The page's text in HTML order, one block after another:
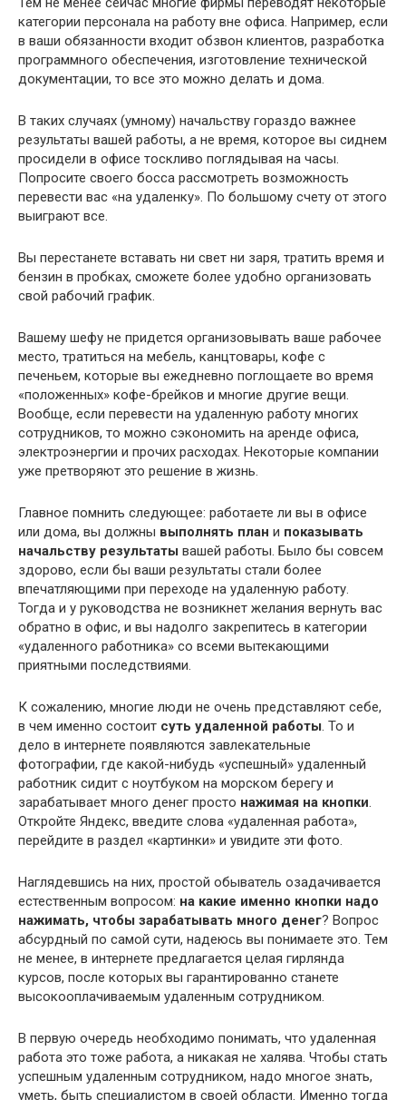
категории персонала на работу вне офиса. Например, если
в ваши обязанности входит обзвон клиентов, разработка
программного обеспечения, изготовление технической
документации, то все это можно делать и дома.
В таких случаях (умному) начальству гораздо важнее
результаты вашей работы, а не время, которое вы сиднем
просидели в офисе тоскливо поглядывая на часы.
Попросите своего босса рассмотреть возможность
перевести вас «на удаленку». По большому счету от этого
выиграют все.
Вы перестанете вставать ни свет ни заря, тратить время и
бензин в пробках, сможете более удобно организовать
свой рабочий график.
Вашему шефу не придется организовывать ваше рабочее
место, тратиться на мебель, канцтовары, кофе с
печеньем, которые вы ежедневно поглощаете во время
«положенных» кофе-брейков и многие другие вещи.
Вообще, если перевести на удаленную работу многих
сотрудников, то можно сэкономить на аренде офиса,
электроэнергии и прочих расходах. Некоторые компании
уже претворяют это решение в жизнь.
Главное помнить следующее: работаете ли вы в офисе
или дома, вы должны выполнять план и показывать
начальству результаты вашей работы. Было бы совсем
здорово, если бы ваши результаты стали более
впечатляющими при переходе на удаленную работу.
Тогда и у руководства не возникнет желания вернуть вас
обратно в офис, и вы надолго закрепитесь в категории
«удаленного работника» со всеми вытекающими
приятными последствиями.
К сожалению, многие люди не очень представляют себе,
в чем именно состоит суть удаленной работы. То и
дело в интернете появляются завлекательные
фотографии, где какой-нибудь «успешный» удаленный
работник сидит с ноутбуком на морском берегу и
зарабатывает много денег просто нажимая на кнопки.
Откройте Яндекс, введите слова «удаленная работа»,
перейдите в раздел «картинки» и увидите эти фото.
Наглядевшись на них, простой обыватель озадачивается
естественным вопросом: на какие именно кнопки надо
нажимать, чтобы зарабатывать много денег? Вопрос
абсурдный по самой сути, надеюсь вы понимаете это. Тем
не менее, в интернете предлагается целая гирлянда
курсов, после которых вы гарантированно станете
высокооплачиваемым удаленным сотрудником.
В первую очередь необходимо понимать, что удаленная
работа это тоже работа, а никакая не халява. Чтобы стать
успешным удаленным сотрудником, надо многое знать,
уметь, быть специалистом в своей области. Именно тогда